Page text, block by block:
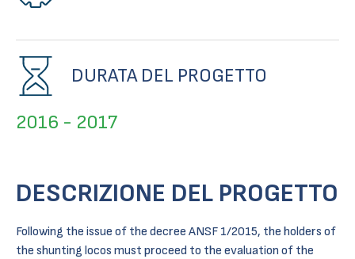
DURATA DEL PROGETTO
2016 - 2017
DESCRIZIONE DEL PROGETTO
Following the issue of the decree ANSF 1/2015, the holders of
the shunting locos must proceed to the evaluation of the